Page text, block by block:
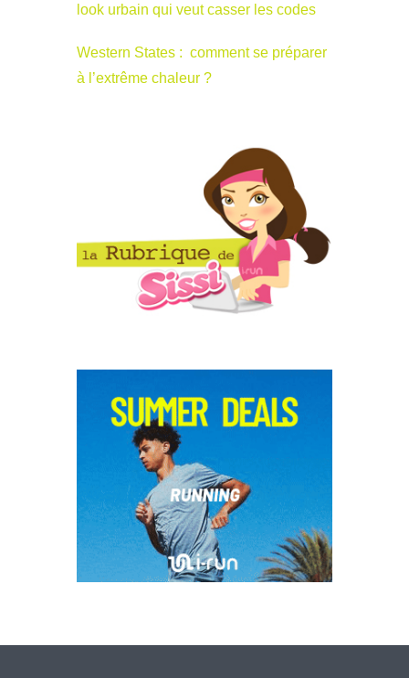
look urbain qui veut casser les codes
Western States : comment se préparer
à l’extrême chaleur ?